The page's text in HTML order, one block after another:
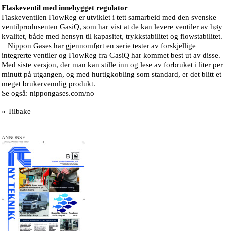
Flaskeventil med innebygget regulator
Flaskeventilen FlowReg er utviklet i tett samarbeid med den svenske
ventilprodusenten GasiQ, som har vist at de kan levere ventiler av høy
kvalitet, både med hensyn til kapasitet, trykkstabilitet og flowstabilitet.
Nippon Gases har gjennomført en serie tester av forskjellige
integrerte ventiler og FlowReg fra GasiQ har kommet best ut av disse.
Med siste versjon, der man kan stille inn og lese av forbruket i liter per
minutt på utgangen, og med hurtigkobling som standard, er det blitt et
meget brukervennlig produkt.
Se også: nippongases.com/no
« Tilbake
ANNONSE